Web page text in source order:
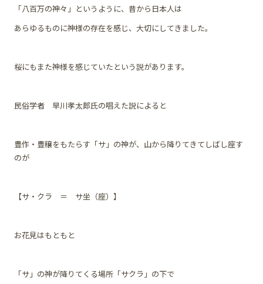
「八百万の神々」というように、昔から日本人は
あらゆるものに神様の存在を感じ、大切にしてきました。
桜にもまた神様を感じていたという説があります。
民俗学者 早川孝太郎氏の唱えた説によると
豊作・豊穣をもたらす「サ」の神が、山から降りてきてしばし座す
のが
【サ・クラ ＝ サ坐（座）】
お花見はもともと
「サ」の神が降りてくる場所「サクラ」の下で